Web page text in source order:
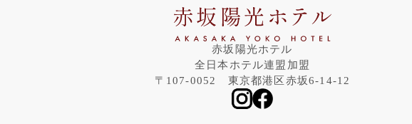
赤坂陽光ホテル
全日本ホテル連盟加盟
〒107-0052 東京都港区赤坂6-14-12